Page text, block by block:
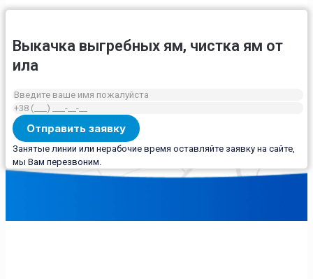
Выкачка выгребных ям, чистка ям от
ила
Занятые линии или нерабочие время оставляйте заявку на сайте,
мы Вам перезвоним.